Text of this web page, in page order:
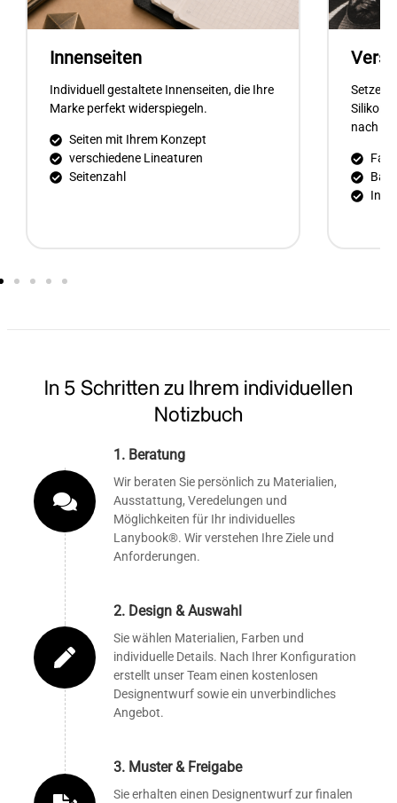
Verschlussband
Setzen Sie Akzente mit Farben,
Silikondruck oder Lanybutton – ganz
Farbe nach Pantone
In 5 Schritten zu Ihrem individuellen
Notizbuch
1. Beratung
Wir beraten Sie persönlich zu Materialien,
Ausstattung, Veredelungen und
Möglichkeiten für Ihr individuelles
Lanybook®. Wir verstehen Ihre Ziele und
Anforderungen.
2. Design & Auswahl
Sie wählen Materialien, Farben und
individuelle Details. Nach Ihrer Konfiguration
erstellt unser Team einen kostenlosen
Designentwurf sowie ein unverbindliches
Angebot.
3. Muster & Freigabe
Sie erhalten einen Designentwurf zur finalen